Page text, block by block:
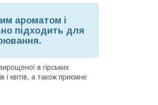
ароматом і
підходить для
в гірських
квітів, а також приємне